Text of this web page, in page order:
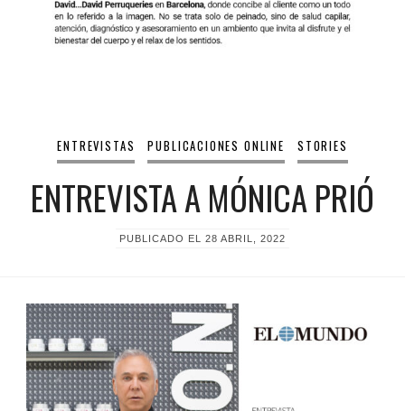
ENTREVISTAS PUBLICACIONES ONLINE STORIES
ENTREVISTA A MÓNICA PRIÓ
PUBLICADO EL 28 ABRIL, 2022